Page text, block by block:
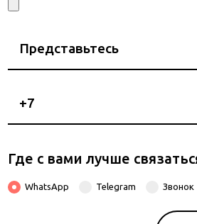
телефона
Где с вами лучше
WhatsApp Telegram Звонок